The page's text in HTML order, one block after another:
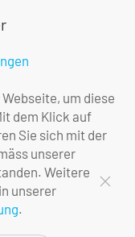
um diese
dem Klick auf
Sie sich mit der
unserer
Weitere
unserer
.